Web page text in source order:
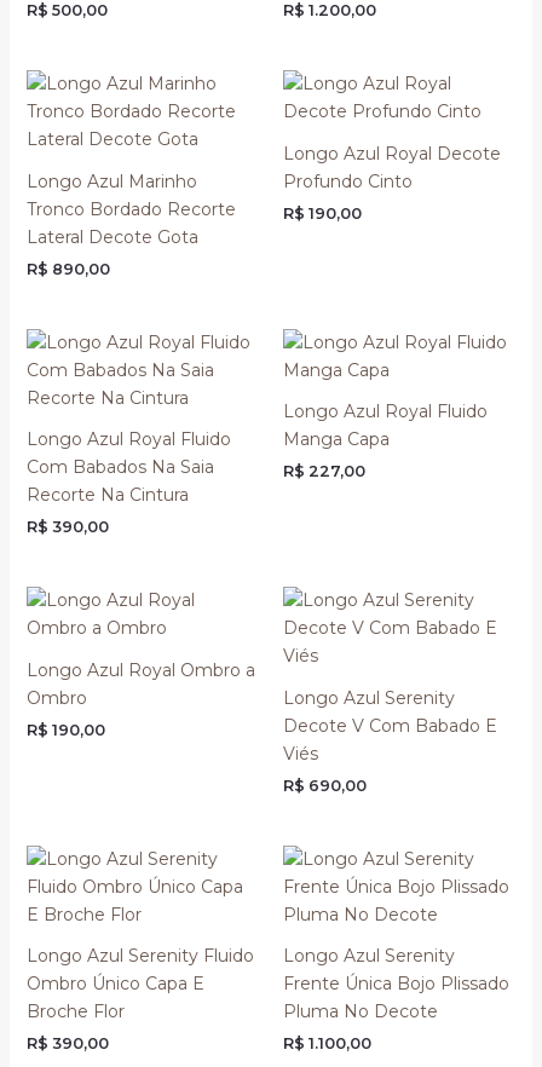
R$ 500,00 R$ 1.200,00
Longo Azul Marinho
Tronco Bordado Recorte
Lateral Decote Gota
R$ 890,00
Longo Azul Royal Decote
Profundo Cinto
R$ 190,00
Longo Azul Royal Fluido
Com Babados Na Saia
Recorte Na Cintura
R$ 390,00
Longo Azul Royal Fluido
Manga Capa
R$ 227,00
Longo Azul Royal Ombro a
Ombro
R$ 190,00
Longo Azul Serenity
Decote V Com Babado E
Viés
R$ 690,00
Longo Azul Serenity Fluido
Ombro Único Capa E
Broche Flor
R$ 390,00
Longo Azul Serenity
Frente Única Bojo Plissado
Pluma No Decote
R$ 1.100,00